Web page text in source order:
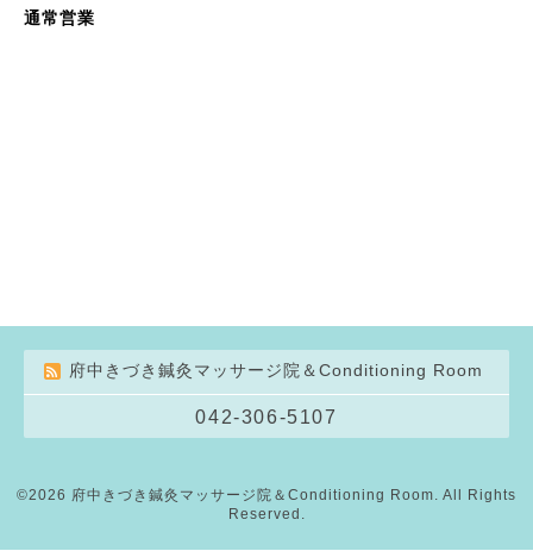
通常営業
府中きづき鍼灸マッサージ院＆Conditioning Room
042-306-5107
©2026 府中きづき鍼灸マッサージ院＆Conditioning Room . All Rights
Reserved.